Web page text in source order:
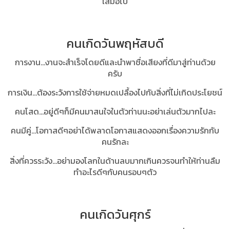
คนเกิดวันพฤหัสบดี
การงาน...งานจะสำเร็จโดยดีและนำพาชื่อเสียงที่ดีมาสู่ท่านด้วย
ครับ
การเงิน...ต้องระวังการใช้จ่ายหมดเปลื้องไปกับสิ่งที่ไม่เกิดประโยชน์
คนโสด...อยู่ดีๆก็มีคนมาสนใจในตัวท่านนะอย่าเล่นตัวมากไปละ
คนมีคู่...โอกาสดีๆอย่าได้พลาดโอกาสแสดงออกเรื่องความรักกับ
คนรักละ
สิ่งที่ควรระวัง...อย่ามองโลกในด้านลบมากเกินควรจนทำให้ท่านลืม
ทำอะไรดีๆกับคนรอบๆตัว
คนเกิดวันศุกร์